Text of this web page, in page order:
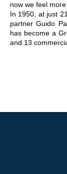
now we feel more
In 1950, at just
partner Guido
has become a
and 13